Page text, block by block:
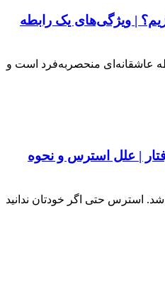
| ویژگی‌های یک رابطه
عاشقانه‌ای منحصربه‌فرد است و
| علل استرس و نحوه
استرس حتی اگر خودتان ندانید